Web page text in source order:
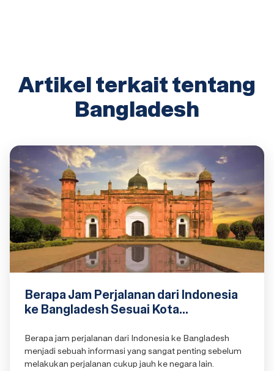
Artikel terkait tentang
Bangladesh
Berapa Jam Perjalanan dari Indonesia
ke Bangladesh Sesuai Kota
Berapa jam perjalanan dari Indonesia ke Bangladesh
menjadi sebuah informasi yang sangat penting sebelum
melakukan perjalanan cukup jauh ke negara lain.